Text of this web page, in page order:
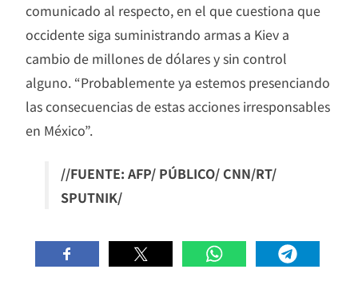
comunicado al respecto, en el que cuestiona que
occidente siga suministrando armas a Kiev a
cambio de millones de dólares y sin control
alguno. “Probablemente ya estemos presenciando
las consecuencias de estas acciones irresponsables
en México”.
//FUENTE: AFP/ PÚBLICO/ CNN/RT/
SPUTNIK/